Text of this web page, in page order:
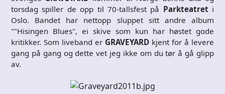
torsdag spiller de opp til 70-tallsfest på Parkteatret i
Oslo. Bandet har nettopp sluppet sitt andre album
""Hisingen Blues", ei skive som kun har høstet gode
kritikker. Som liveband er GRAVEYARD kjent for å levere
gang på gang og dette vet jeg ikke om du tør å gå glipp
av.